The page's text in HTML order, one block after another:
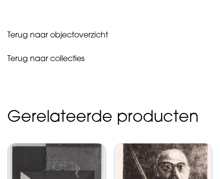
-
aantal
Terug naar objectoverzicht
Terug naar collecties
Gerelateerde producten